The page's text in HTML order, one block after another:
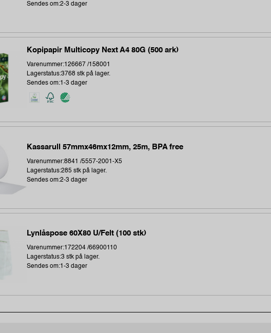
Sendes om:2-3 dager
Kopipapir Multicopy Next A4 80G (500 ark)
Varenummer:126667 /158001
Lagerstatus:3768 stk på lager.
Sendes om:1-3 dager
Kassarull 57mmx46mx12mm, 25m, BPA free
Varenummer:8841 /5557-2001-X5
Lagerstatus:285 stk på lager.
Sendes om:2-3 dager
Lynlåspose 60X80 U/Felt (100 stk)
Varenummer:172204 /66900110
Lagerstatus:3 stk på lager.
Sendes om:1-3 dager